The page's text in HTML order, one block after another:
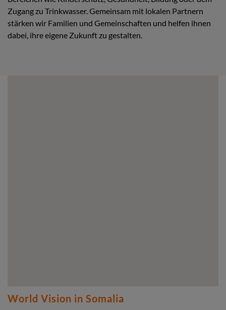
Zugang zu Trinkwasser. Gemeinsam mit lokalen Partnern
stärken wir Familien und Gemeinschaften und helfen ihnen
dabei, ihre eigene Zukunft zu gestalten.
World Vision in Somalia